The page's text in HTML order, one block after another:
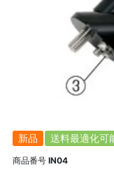
新品 送料最適化可
商品番号 IN04